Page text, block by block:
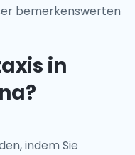
bemerkenswerten
in
indem Sie